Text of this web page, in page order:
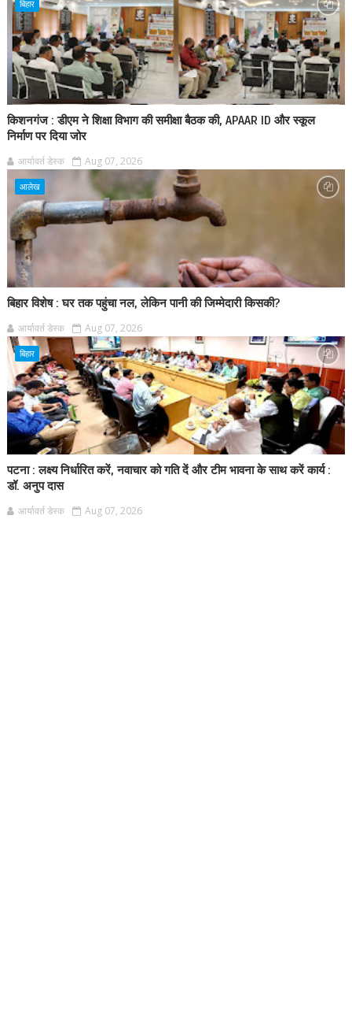
बिहार
किशनगंज : डीएम ने शिक्षा विभाग की समीक्षा बैठक की, APAAR ID और स्कूल
निर्माण पर दिया जोर
आर्यावर्त डेस्क Aug 07, 2026
आलेख
बिहार विशेष : घर तक पहुंचा नल, लेकिन पानी की जिम्मेदारी किसकी?
आर्यावर्त डेस्क Aug 07, 2026
बिहार
पटना : लक्ष्य निर्धारित करें, नवाचार को गति दें और टीम भावना के साथ करें कार्य :
डॉ. अनुप दास
आर्यावर्त डेस्क Aug 07, 2026